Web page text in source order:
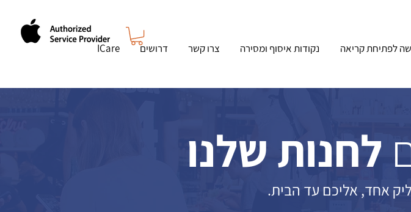
לפתיחת קריאה נקודות איסוף ומסירה צרו קשר דרושים ICare
אחד, אליכם עד הבית.
לחנות שלנו